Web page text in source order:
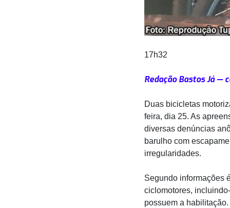
17h32
Redação Bastos Já —
Duas bicicletas
feira, dia 25. As
diversas denúncias
barulho com
irregularidades.
Segundo informações
ciclomotores,
possuem a